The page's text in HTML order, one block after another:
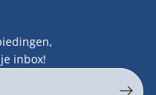
inbox!